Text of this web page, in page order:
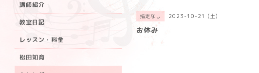
指定なし 2023-10-21 (土)
お休み
講師紹介
教室日記
レッスン・料金
松田知育